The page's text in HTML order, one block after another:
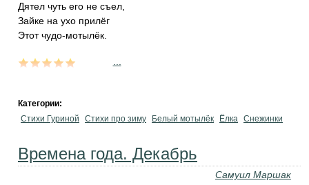
Дятел чуть его не съел,
Зайке на ухо прилёг
Этот чудо-мотылёк.
Категории:
Стихи Гуриной
Стихи про зиму Белый мотылёк Ёлка Снежинки
Времена года. Декабрь
Самуил Маршак